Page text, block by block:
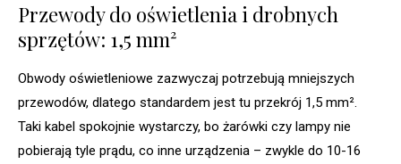
Przewody do oświetlenia i drobnych
sprzętów: 1,5 mm²
Obwody oświetleniowe zazwyczaj potrzebują mniejszych
przewodów, dlatego standardem jest tu przekrój 1,5 mm².
Taki kabel spokojnie wystarczy, bo żarówki czy lampy nie
pobierają tyle prądu, co inne urządzenia – zwykle do 10-16